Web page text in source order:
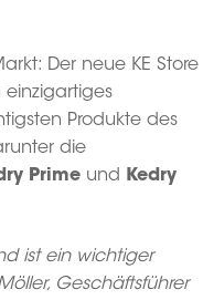
Der neue KE Store
Produkte des
die
Prime und
Kedry
ist ein wichtiger
Geschäftsführer